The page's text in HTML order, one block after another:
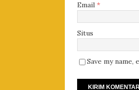
Email *
Situs
Save my